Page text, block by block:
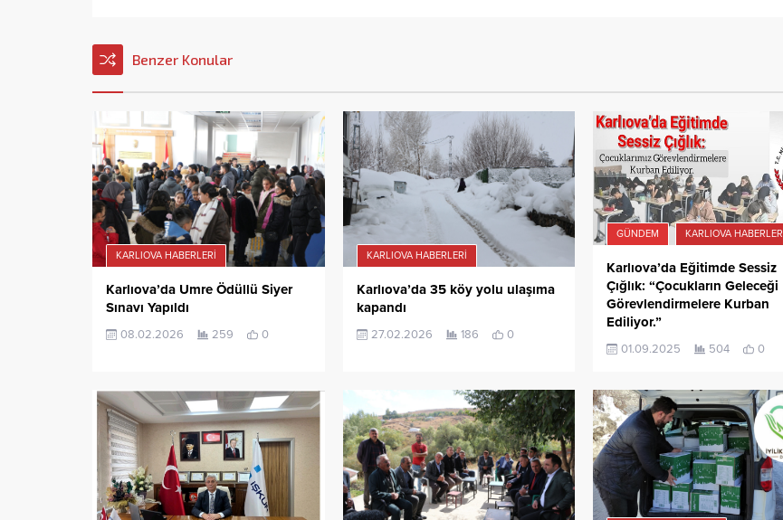
Benzer Konular
KARLIOVA HABERLERI
Karlıova’da Umre Ödüllü Siyer
Sınavı Yapıldı
08.02.2026 259 0
KARLIOVA HABERLERI
Karlıova’da 35 köy yolu ulaşıma
kapandı
27.02.2026 186 0
GÜNDEM KARLIOVA HABERLERI
Karlıova’da Eğitimde Sessiz
Çığlık: “Çocukların Geleceği
Görevlendirmelere Kurban
Ediliyor.”
01.09.2025 504 0